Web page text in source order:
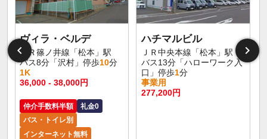
ヴィラ・ベルデ
ＪＲ篠ノ井線「松本」駅
バス8分「沢村」停歩10分
1K
36,000 - 38,000円
仲介手数料半額
礼金0
バス・トイレ別
インターネット無料
ハチマルビル
ＪＲ中央本線「松本」駅
バス13分「ハローワーク入
口」停歩1分
事業用
277,200円